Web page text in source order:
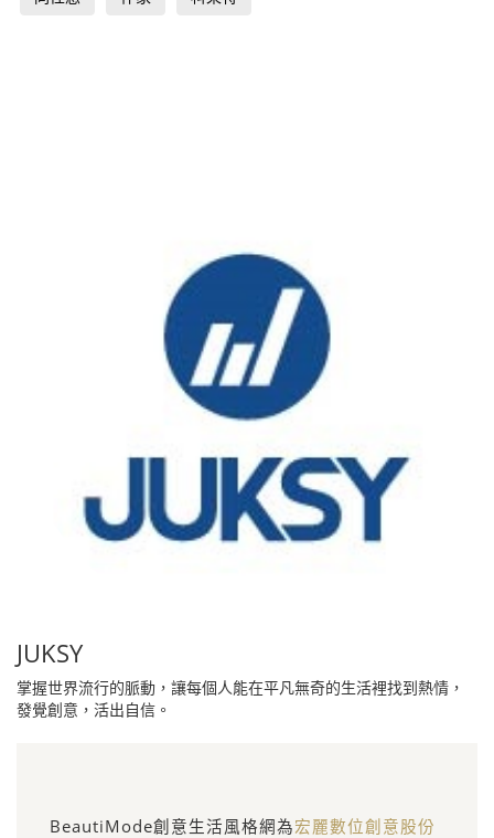
JUKSY
掌握世界流行的脈動，讓每個人能在平凡無奇的生活裡找到熱情，
發覺創意，活出自信。
BeautiMode創意生活風格網為宏麗數位創意股份